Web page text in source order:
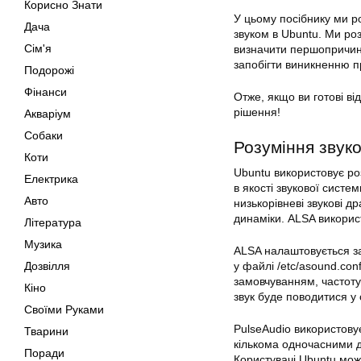
Корисно Знати
Дача
Сім'я
Подорожі
Фінанси
Акваріум
Собаки
Коти
Електрика
Авто
Література
Музика
Дозвілля
Кіно
Своїми Руками
Тварини
Поради
У цьому посібнику ми
звуком в Ubuntu. Ми
визначити
запобігти виникненню
Отже, якщо ви готові
рішення!
Розуміння
Ubuntu використовує
в якості звукової
низькорівневі звукові
динаміки. ALSA
ALSA налаштовується
у файлі /etc/
замовчуванням,
звук буде поводитися у
PulseAudio
кількома одночасними